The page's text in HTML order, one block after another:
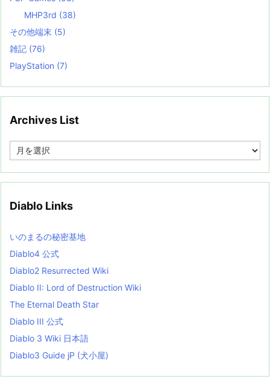
MHP3rd (38)
その他端末 (5)
雑記 (76)
PlayStation (7)
Archives List
e
i
s
t
Diablo Links
いのまるの秘密基地
Diablo4 公式
Diablo2 Resurrected Wiki
Diablo II: Lord of Destruction Wiki
The Eternal Death Star
Diablo III 公式
Diablo 3 Wiki 日本語
Diablo3 Guide jP (犬小屋)